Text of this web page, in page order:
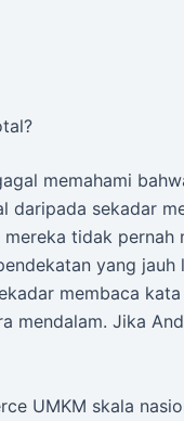
memahami
daripada sekadar
tidak pernah
yang jauh
membaca
mendalam. Jika
UMKM skala